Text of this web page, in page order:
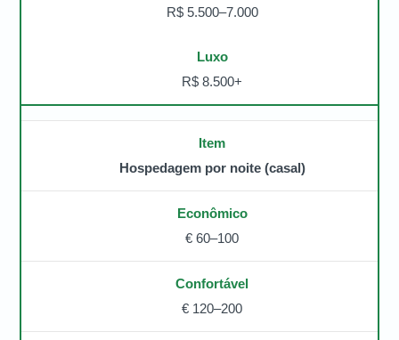
R$ 5.500–7.000
R$ 8.500+
Hospedagem por noite (casal)
€ 60–100
€ 120–200